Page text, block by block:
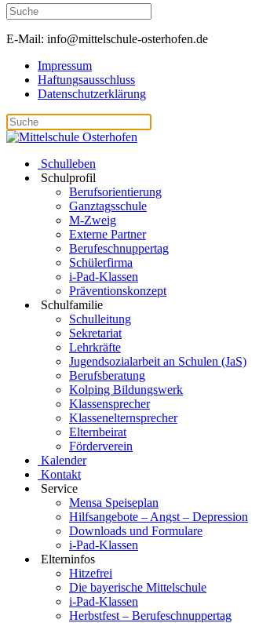
E-Mail: info@mittelschule-osterhofen.de
Impressum
Haftungsausschluss
Datenschutzerklärung
Schulleben
Schulprofil
Berufsorientierung
Ganztagsschule
M-Zweig
Externe Partner
Berufeschnuppertag
Schülerfirma
i-Pad-Klassen
Präventionskonzept
Schulfamilie
Schulleitung
Sekretariat
Lehrkräfte
Jugendsozialarbeit an Schulen (JaS)
Berufsberatung
Kolping Bildungswerk
Klassensprecher
Klassenelternsprecher
Elternbeirat
Förderverein
Kalender
Kontakt
Service
Mensa Speiseplan
Hilfsangebote – Angst – Depression
Downloads und Formulare
i-Pad-Klassen
Elterninfos
Hitzefrei
Die bayerische Mittelschule
i-Pad-Klassen
Herbstfest – Berufeschnuppertag